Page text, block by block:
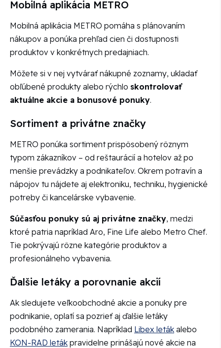
Mobilná aplikácia METRO
Mobilná aplikácia METRO pomáha s plánovaním
nákupov a ponúka prehľad cien či dostupnosti
produktov v konkrétnych predajniach.
Môžete si v nej vytvárať nákupné zoznamy, ukladať
obľúbené produkty alebo rýchlo skontrolovať
aktuálne akcie a bonusové ponuky.
Sortiment a privátne značky
METRO ponúka sortiment prispôsobený rôznym
typom zákazníkov – od reštaurácií a hotelov až po
menšie prevádzky a podnikateľov. Okrem potravín a
nápojov tu nájdete aj elektroniku, techniku, hygienické
potreby či kancelárske vybavenie.
Súčasťou ponuky sú aj privátne značky, medzi
ktoré patria napríklad Aro, Fine Life alebo Metro Chef.
Tie pokrývajú rôzne kategórie produktov a
profesionálneho vybavenia.
Ďalšie letáky a porovnanie akcií
Ak sledujete veľkoobchodné akcie a ponuky pre
podnikanie, oplatí sa pozrieť aj ďalšie letáky
podobného zamerania. Napríklad Libex leták alebo
KON-RAD leták pravidelne prinášajú nové akcie na